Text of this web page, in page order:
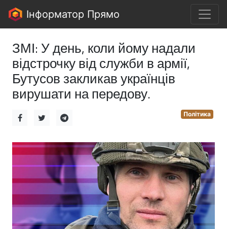
Інформатор Прямо
ЗМІ: У день, коли йому надали
відстрочку від служби в армії,
Бутусов закликав українців
вирушати на передову.
Політика